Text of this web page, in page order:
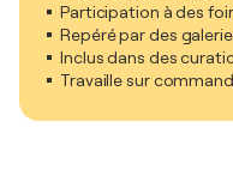
Participation à des
Repéré par des
Inclus dans des
Travaille sur